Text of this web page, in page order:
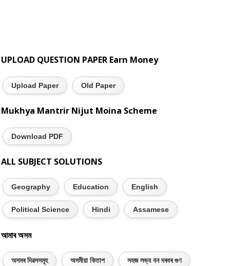
UPLOAD QUESTION PAPER Earn Money
Upload Paper Old Paper
Mukhya Mantrir Nijut Moina Scheme
Download PDF
ALL SUBJECT SOLUTIONS
Geography Education English
Political Science Hindi Assamese
আমাৰ অসম
অসমৰ দিৱসসমূহ অসমীয়া কিতাপ সহজ লভ্য বন দৰবৰ গুণ